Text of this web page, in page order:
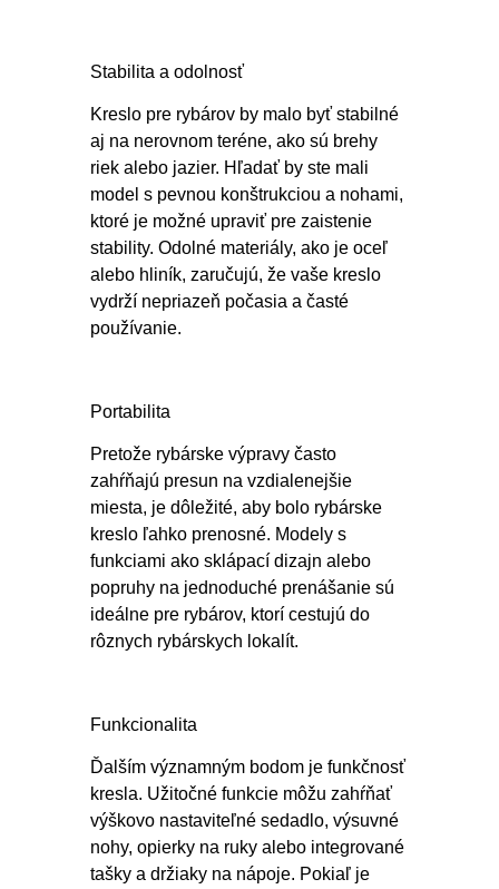
Stabilita a odolnosť
Kreslo pre rybárov by malo byť stabilné
aj na nerovnom teréne, ako sú brehy
riek alebo jazier. Hľadať by ste mali
model s pevnou konštrukciou a nohami,
ktoré je možné upraviť pre zaistenie
stability. Odolné materiály, ako je oceľ
alebo hliník, zaručujú, že vaše kreslo
vydrží nepriazeň počasia a časté
používanie.
Portabilita
Pretože rybárske výpravy často
zahŕňajú presun na vzdialenejšie
miesta, je dôležité, aby bolo rybárske
kreslo ľahko prenosné. Modely s
funkciami ako sklápací dizajn alebo
popruhy na jednoduché prenášanie sú
ideálne pre rybárov, ktorí cestujú do
rôznych rybárskych lokalít.
Funkcionalita
Ďalším významným bodom je funkčnosť
kresla. Užitočné funkcie môžu zahŕňať
výškovo nastaviteľné sedadlo, výsuvné
nohy, opierky na ruky alebo integrované
tašky a držiaky na nápoje. Pokiaľ je